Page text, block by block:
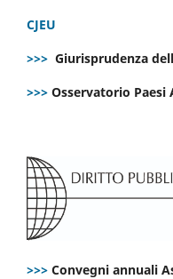
CJEU
>>> Giurisprudenza
>>> Osservatorio Paesi
>>> Convegni annuali